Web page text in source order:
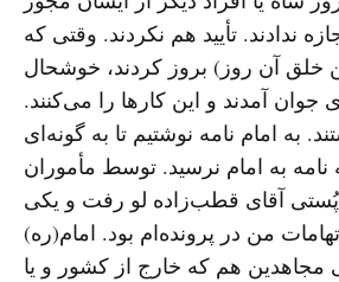
ندادند. تأیید هم نکردند. وقتی که
خلق آن روز) بروز کردند، خوشحال
جوان آمدند و این کارها را می‌کنند.
به امام نامه نوشتیم تا به گونه‌ای
نامه به امام نرسید. توسط مأموران
آقای قطب‌زاده لو رفت و یکی
من در پرونده‌‌ام بود. امام(ره)
هم که خارج از کشور و یا